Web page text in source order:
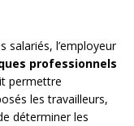
salariés, l’employeur
professionnels
permettre
les travailleurs,
déterminer les